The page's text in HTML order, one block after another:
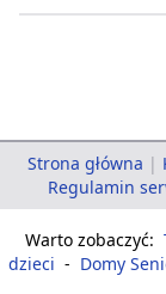
Strona główna |
Regulamin
Warto zobaczyć:
dzieci - Domy